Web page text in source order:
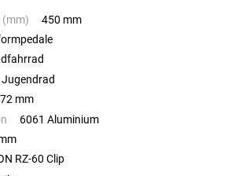
(mm)
450 mm
Jugendrad
mm
6061 Aluminium
RZ-60 Clip